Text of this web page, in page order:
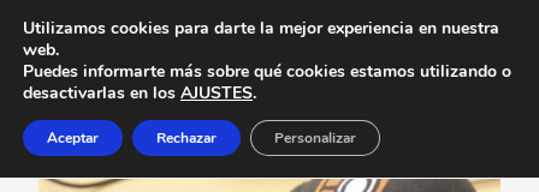
Utilizamos cookies para darte la mejor experiencia en nuestra
web.
Puedes informarte más sobre qué cookies estamos utilizando o
desactivarlas en los AJUSTES.
Aceptar Rechazar Personalizar